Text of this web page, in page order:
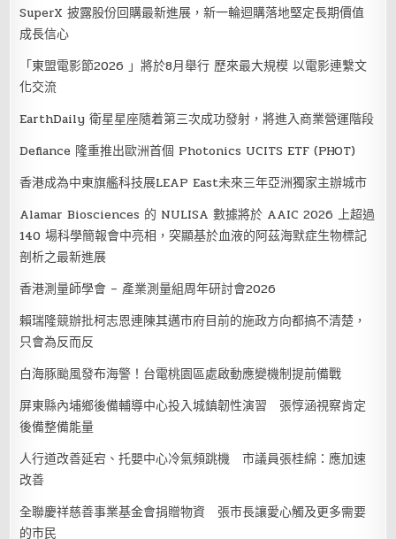
SuperX 披露股份回購最新進展，新一輪迴購落地堅定長期價值
成長信心
「東盟電影節2026 」將於8月舉行 歷來最大規模 以電影連繫文
化交流
EarthDaily 衛星星座隨着第三次成功發射，將進入商業營運階段
Defiance 隆重推出歐洲首個 Photonics UCITS ETF (PHOT)
香港成為中東旗艦科技展LEAP East未來三年亞洲獨家主辦城市
Alamar Biosciences 的 NULISA 數據將於 AAIC 2026 上超過
140 場科學簡報會中亮相，突顯基於血液的阿茲海默症生物標記
剖析之最新進展
香港測量師學會 – 產業測量組周年研討會2026
賴瑞隆競辦批柯志恩連陳其邁市府目前的施政方向都搞不清楚，
只會為反而反
白海豚颱風發布海警！台電桃園區處啟動應變機制提前備戰
屏東縣內埔鄉後備輔導中心投入城鎮韌性演習 張惇涵視察肯定
後備整備能量
人行道改善延宕、托嬰中心冷氣頻跳機 市議員張桂綿：應加速
改善
全聯慶祥慈善事業基金會捐贈物資 張市長讓愛心觸及更多需要
的市民